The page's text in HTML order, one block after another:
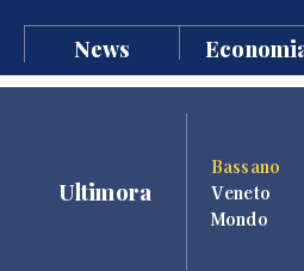
News
Ultimora
Bassano
Veneto
Mondo